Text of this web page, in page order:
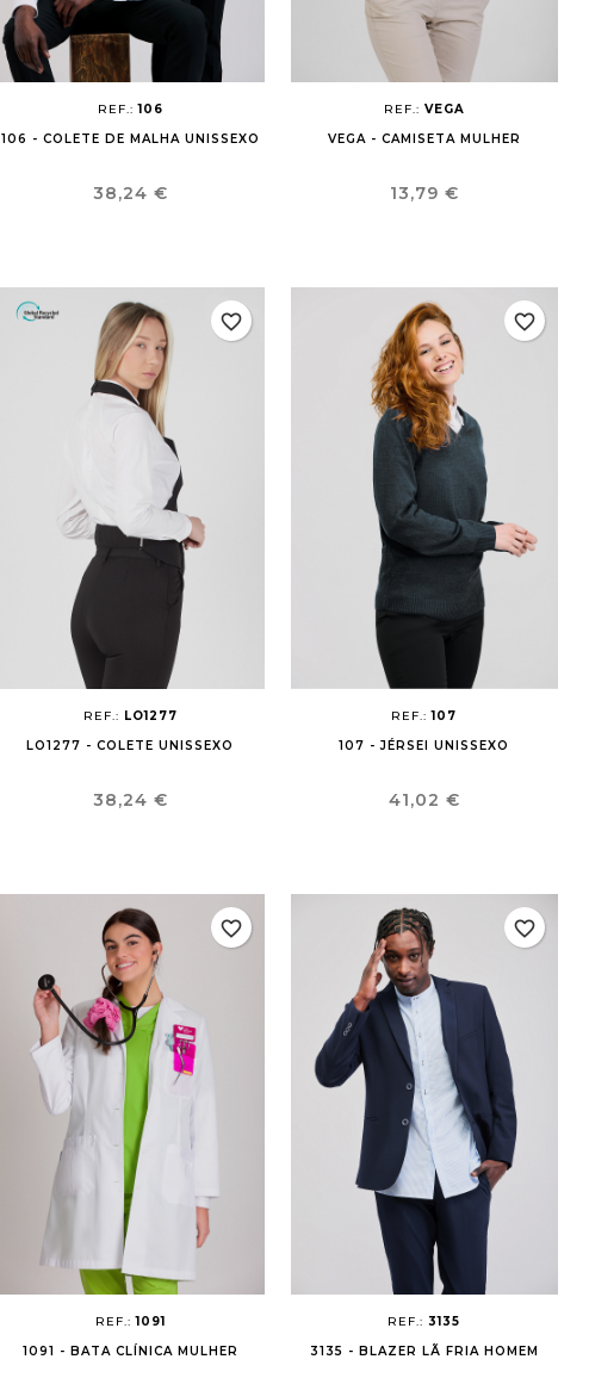
REF.:106
106 - COLETE DE MALHA UNISSEXO
Preço
38,24 €
REF.: VEGA
VEGA - CAMISETA MULHER
Preço
13,79 €
REF.: LO1277
LO1277 - COLETE UNISSEXO
Preço
38,24 €
favorite_border
REF.:107
107 - JÉRSEI UNISSEXO
Preço
41,02 €
favorite_border
REF.:1091
1091 - BATA CLÍNICA MULHER
favorite_border
REF.:3135
3135 - BLAZER LÃ FRIA HOMEM
favorite_border